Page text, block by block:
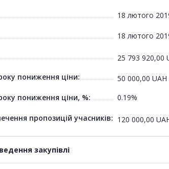
18 лютого
18 лютого
25 793 920,00
пониження ціни:
50 000,00 UAH
пониження ціни, %:
0.19%
пропозицій учасників: 120 000,00
закупівлі